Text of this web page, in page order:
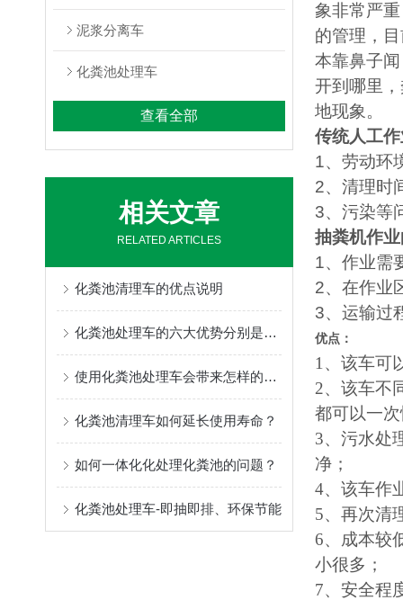
泥浆分离车
化粪池处理车
查看全部
相关文章
RELATED ARTICLES
化粪池清理车的优点说明
化粪池处理车的六大优势分别是什么？
使用化粪池处理车会带来怎样的便利？
化粪池清理车如何延长使用寿命？
如何一体化化处理化粪池的问题？
化粪池处理车-即抽即排、环保节能
象非常严
的管理，
本靠鼻子
开到哪里
地现象。
传统人工
1、劳动环
2、清理时
3、污染等
抽粪机作
1、作业需
2、在作业
3、运输过
优点：
1、该车可
2、该车不
都可以一
3、污水处
净；
4、该车作
5、再次清
6、成本较
小很多；
7、安全程